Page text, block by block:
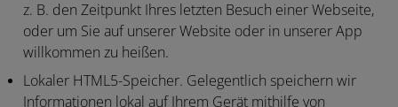
z. B. den Zeitpunkt Ihres letzten Besuch einer Webseite,
oder um Sie auf unserer Website oder in unserer App
willkommen zu heißen.
Lokaler HTML5-Speicher. Gelegentlich speichern wir
Informationen lokal auf Ihrem Gerät mithilfe von